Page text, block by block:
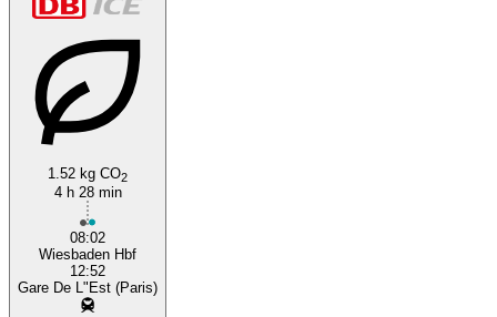
1.52 kg CO2
4 h 28 min
08:02
Wiesbaden Hbf
12:52
Gare De L"Est (Paris)